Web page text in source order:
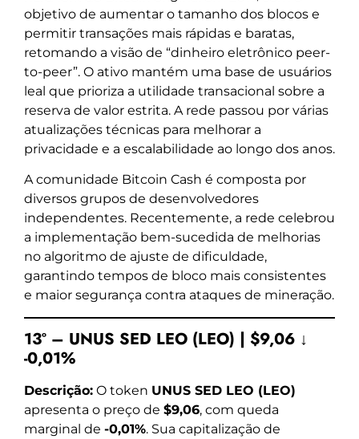
objetivo de aumentar o tamanho dos blocos e
permitir transações mais rápidas e baratas,
retomando a visão de “dinheiro eletrônico peer-
to-peer”. O ativo mantém uma base de usuários
leal que prioriza a utilidade transacional sobre a
reserva de valor estrita. A rede passou por várias
atualizações técnicas para melhorar a
privacidade e a escalabilidade ao longo dos anos.
A comunidade Bitcoin Cash é composta por
diversos grupos de desenvolvedores
independentes. Recentemente, a rede celebrou
a implementação bem-sucedida de melhorias
no algoritmo de ajuste de dificuldade,
garantindo tempos de bloco mais consistentes
e maior segurança contra ataques de mineração.
13º – UNUS SED LEO (LEO) | $9,06 ↓
-0,01%
Descrição: O token UNUS SED LEO (LEO)
apresenta o preço de $9,06, com queda
marginal de -0,01%. Sua capitalização de